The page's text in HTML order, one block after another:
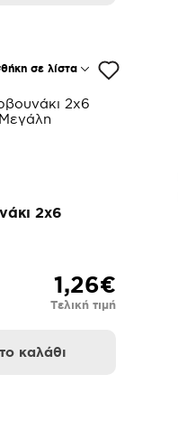
σε λίστα
2x6
1,26€
Τελική τιμή
καλάθι